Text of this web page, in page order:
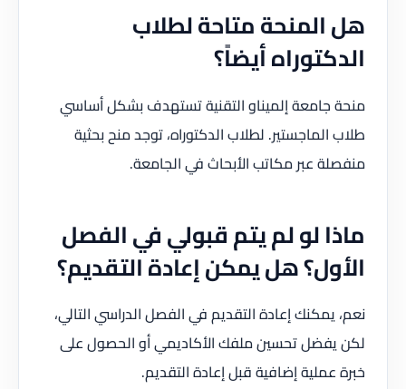
هل المنحة متاحة لطلاب
الدكتوراه أيضاً؟
منحة جامعة إلميناو التقنية تستهدف بشكل أساسي
طلاب الماجستير. لطلاب الدكتوراه، توجد منح بحثية
منفصلة عبر مكاتب الأبحاث في الجامعة.
ماذا لو لم يتم قبولي في الفصل
الأول؟ هل يمكن إعادة التقديم؟
نعم، يمكنك إعادة التقديم في الفصل الدراسي التالي،
لكن يفضل تحسين ملفك الأكاديمي أو الحصول على
خبرة عملية إضافية قبل إعادة التقديم.